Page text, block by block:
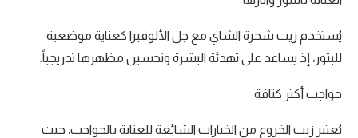
يُستخدم زيت شجرة الشاي مع جل الألوفيرا كعناية موضعية
للبثور، إذ يساعد على تهدئة البشرة وتحسين مظهرها تدريجياً.
حواجب أكثر كثافة
يُعتبر زيت الخروع من الخيارات الشائعة للعناية بالحواجب، حيث